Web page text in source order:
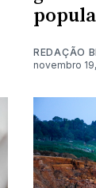
REDAÇÃO
novembro